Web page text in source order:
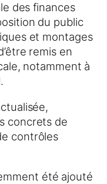
des finances
du public
et montages
remis en
notamment à
concrets de
contrôles
été ajouté